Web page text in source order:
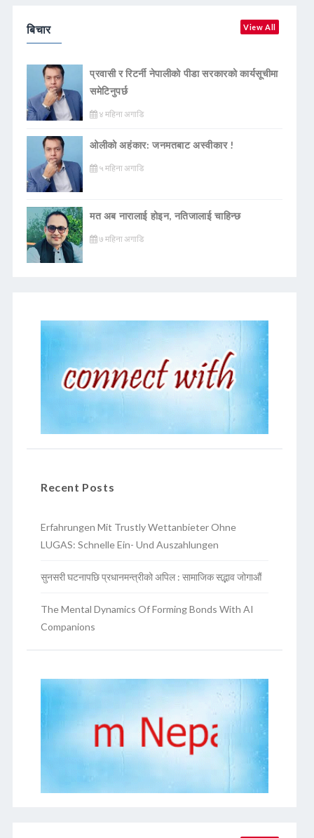
बिचार View All
प्रवासी र रिटर्नी नेपालीको पीडा सरकारको कार्यसूचीमा
समेटिनुपर्छ
४ महिना अगाडि
ओलीको अहंकार: जनमतबाट अस्वीकार !
५ महिना अगाडि
मत अब नारालाई होइन, नतिजालाई चाहिन्छ
७ महिना अगाडि
Recent Posts
Erfahrungen Mit Trustly Wettanbieter Ohne
LUGAS: Schnelle Ein- Und Auszahlungen
सुनसरी घटनापछि प्रधानमन्त्रीको अपिल : सामाजिक सद्भाव जोगाऔं
The Mental Dynamics Of Forming Bonds With AI
Companions